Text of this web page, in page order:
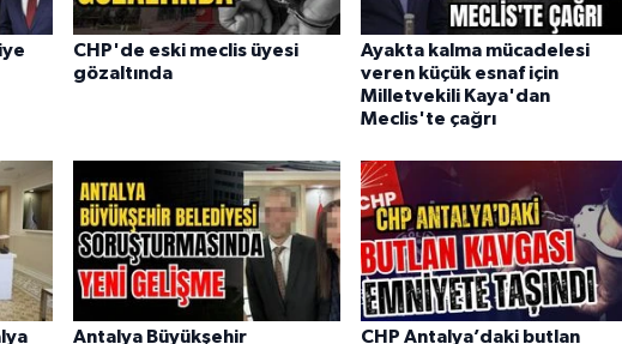
CHP'de eski meclis üyesi
gözaltında
Ayakta kalma mücadelesi
veren küçük esnaf için
Milletvekili Kaya'dan
Meclis'te çağrı
Antalya Büyükşehir CHP Antalya’daki butlan